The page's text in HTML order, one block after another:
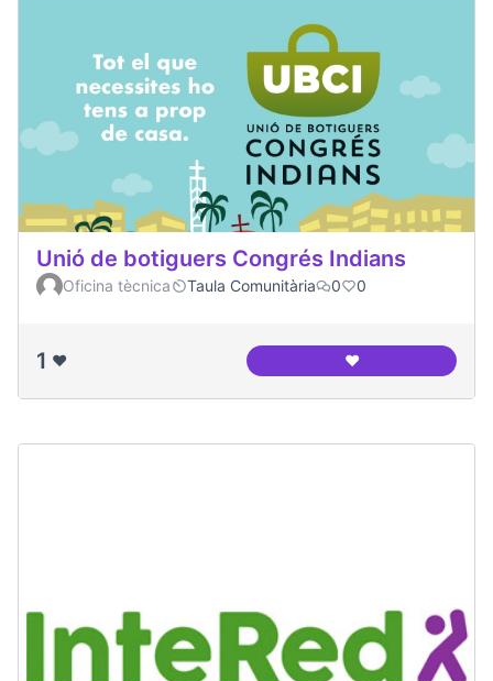
Unió de botiguers Congrés Indians
Oficina tècnica Taula Comunitària 0 0
1 ❤️ ❤️Unió de botiguers